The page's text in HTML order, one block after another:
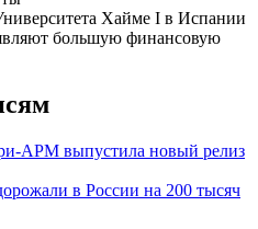
Хайме I в Испании
большую финансовую
АРМ выпустила новый релиз
в России на 200 тысяч